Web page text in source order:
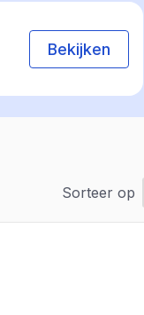
Bekijken
Sorteer op